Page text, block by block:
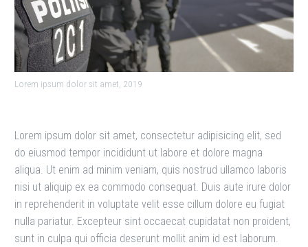
Lorem ipsum dolor sit amet, 2019
Lorem ipsum dolor sit amet, consectetur adipisicing elit, sed
do eiusmod tempor incididunt ut labore et dolore magna
aliqua. Ut enim ad minim veniam, quis nostrud ullamco laboris
nisi ut aliquip ex ea commodo consequat. Duis aute irure dolor
in reprehenderit in voluptate velit esse cillum dolore eu fugiat
nulla pariatur. Excepteur sint occaecat cupidatat non proident,
sunt in culpa qui officia deserunt mollit anim id est laborum.